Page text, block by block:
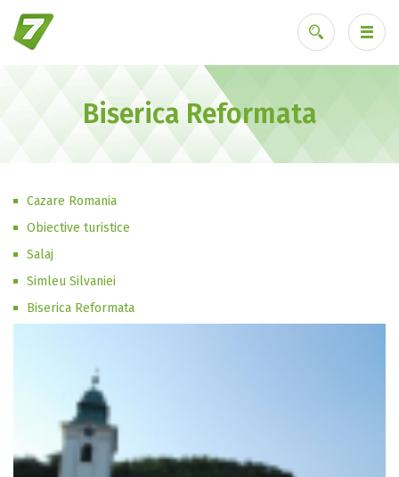
Ai uitat parola?
Biserica Reformata
Cazare Romania
Obiective turistice
Salaj
Simleu Silvaniei
Biserica Reformata